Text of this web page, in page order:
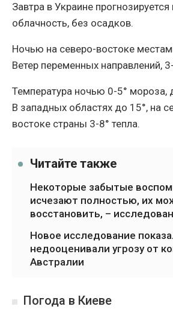
Завтра в Украине
облачность, без осадков.
Ночью на северо-востоке
Ветер переменных направлений,
Температура ночью 0-5° мороза,
В западных областях до 15°, на
востоке страны 3-8° тепла.
Читайте также
Некоторые забытые
исчезают полностью, их
восстановить, –
Новое исследование
недооценивали угрозу от
Австралии
Погода в Киеве